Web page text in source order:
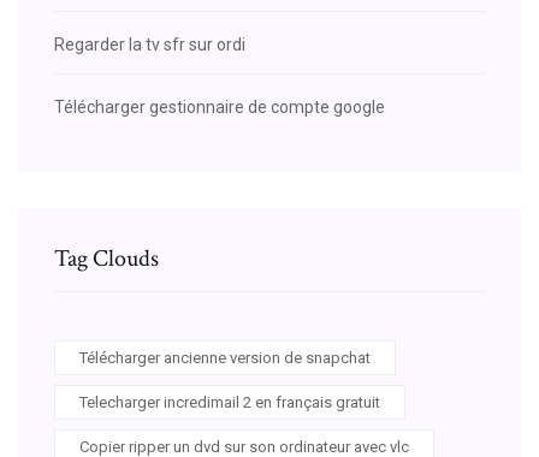
Regarder la tv sfr sur ordi
Télécharger gestionnaire de compte google
Tag Clouds
Télécharger ancienne version de snapchat
Telecharger incredimail 2 en français gratuit
Copier ripper un dvd sur son ordinateur avec vlc